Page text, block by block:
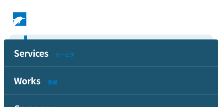
Services サービス
Works 実績
実績アーカイブス
横浜開催